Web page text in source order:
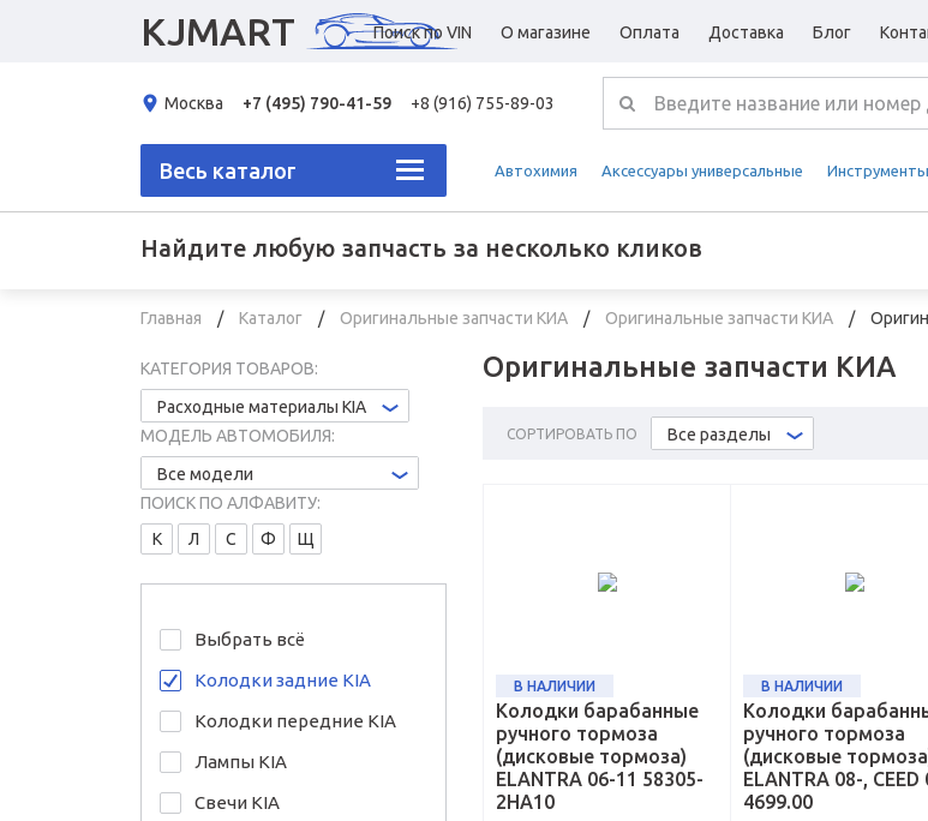
KJMART Поиск по VIN О магазине Оплата Доставка Блог
Москва +7 (495) 790-41-59 +8 (916) 755-89-03
Весь каталог Автохимия Аксессуары универсальные Инструменты
Найдите любую запчасть за несколько кликов
Главная Каталог Оригинальные запчасти КИА Оригинальные запчасти КИА
Оригинальные запчасти КИА
СОРТИРОВАТЬ ПО Все разделы
КАТЕГОРИЯ ТОВАРОВ:
Расходные материалы KIA
МОДЕЛЬ АВТОМОБИЛЯ:
Все модели
ПОИСК ПО АЛФАВИТУ:
К
Л С Ф Щ
Выбрать всё
Колодки задние KIA
Колодки передние KIA
Лампы KIA
Свечи KIA
В НАЛИЧИИ
Колодки барабанные
ручного тормоза
(дисковые тормоза)
ELANTRA 06-11 58305-
2HA10
В НАЛИЧИИ
Колодки
ручного тормоза
(дисковые
ELANTRA 08-, CEED
4699.00